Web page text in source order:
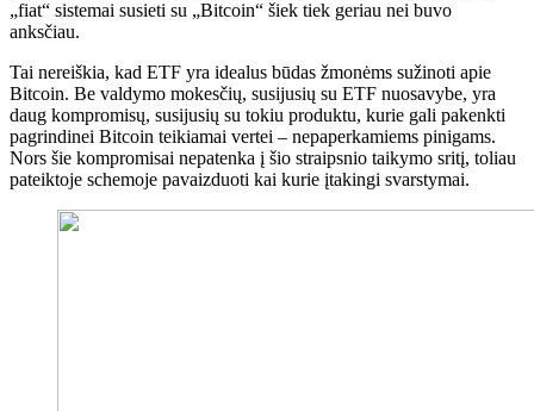
„fiat“ sistemai susieti su „Bitcoin“ šiek tiek geriau nei buvo
anksčiau.
Tai nereiškia, kad ETF yra idealus būdas žmonėms sužinoti apie
Bitcoin. Be valdymo mokesčių, susijusių su ETF nuosavybe, yra
daug kompromisų, susijusių su tokiu produktu, kurie gali pakenkti
pagrindinei Bitcoin teikiamai vertei – nepaperkamiems pinigams.
Nors šie kompromisai nepatenka į šio straipsnio taikymo sritį, toliau
pateiktoje schemoje pavaizduoti kai kurie įtakingi svarstymai.